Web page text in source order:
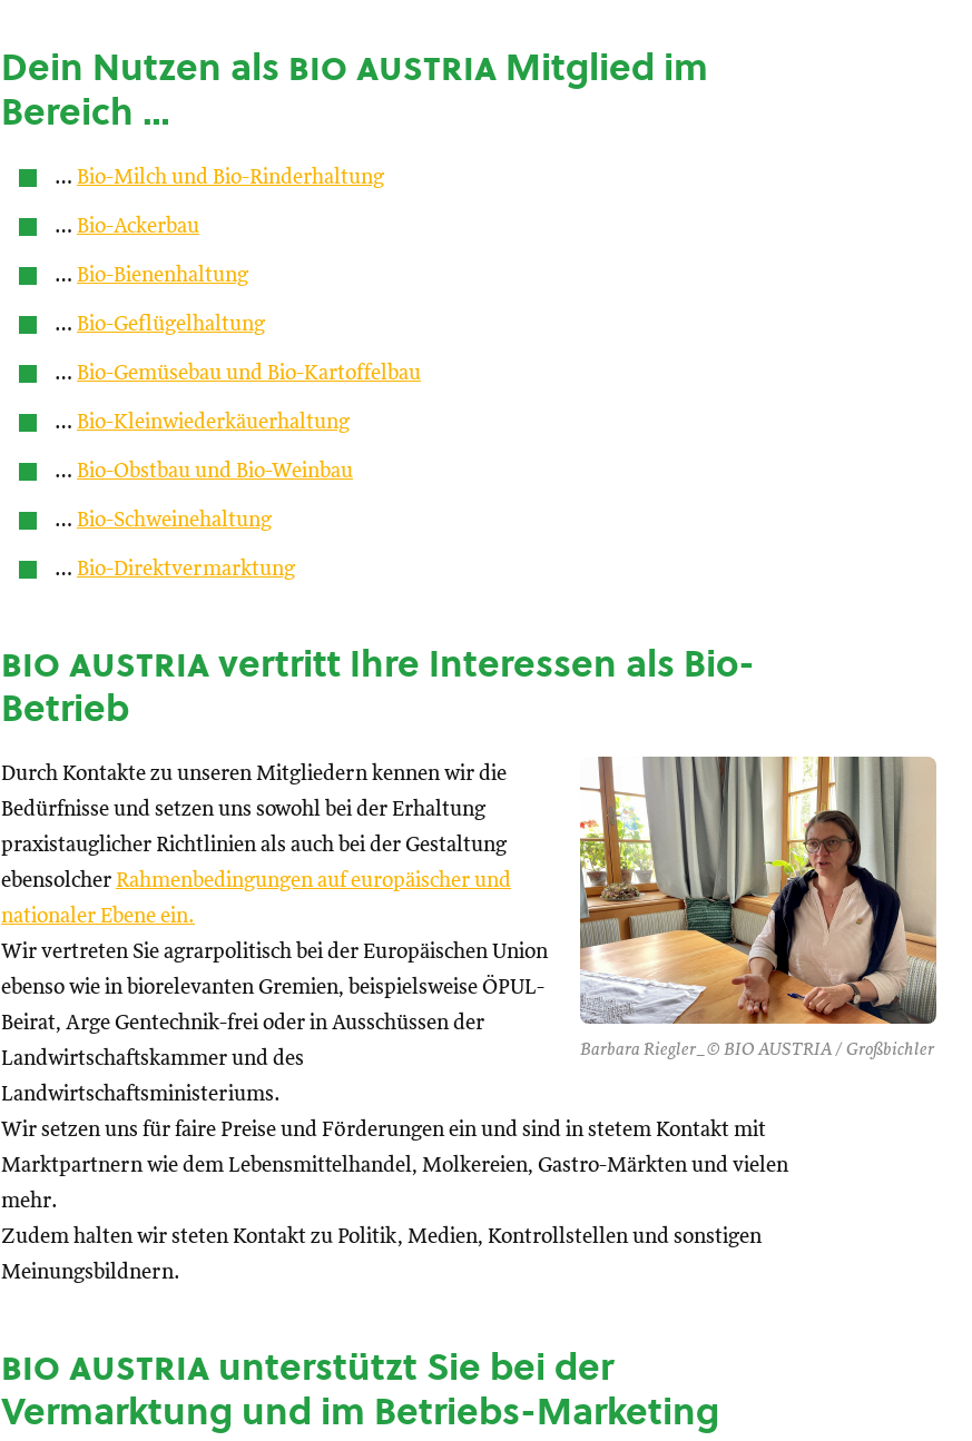
Dein Nutzen als bio austria Mitglied im
Bereich …
… Bio-Milch und Bio-Rinderhaltung
… Bio-Ackerbau
… Bio-Bienenhaltung
… Bio-Geflügelhaltung
… Bio-Gemüsebau und Bio-Kartoffelbau
… Bio-Kleinwiederkäuerhaltung
… Bio-Obstbau und Bio-Weinbau
… Bio-Schweinehaltung
… Bio-Direktvermarktung
bio austriavertritt Ihre Interessen als Bio-
Betrieb
Barbara Riegler_© BIO AUSTRIA / Großbichler
Durch Kontakte zu unseren Mitgliedern kennen wir die
Bedürfnisse und setzen uns sowohl bei der Erhaltung
praxistauglicher Richtlinien als auch bei der Gestaltung
ebensolcher Rahmenbedingungen auf europäischer und
nationaler Ebene ein.
Wir vertreten Sie agrarpolitisch bei der Europäischen Union
ebenso wie in biorelevanten Gremien, beispielsweise ÖPUL-
Beirat, Arge Gentechnik-frei oder in Ausschüssen der
Landwirtschaftskammer und des
Landwirtschaftsministeriums.
Wir setzen uns für faire Preise und Förderungen ein und sind in stetem Kontakt mit
Marktpartnern wie dem Lebensmittelhandel, Molkereien, Gastro-Märkten und vielen
mehr.
Zudem halten wir steten Kontakt zu Politik, Medien, Kontrollstellen und sonstigen
Meinungsbildnern.
bio austria unterstützt Sie bei der
Vermarktung und im Betriebs-Marketing